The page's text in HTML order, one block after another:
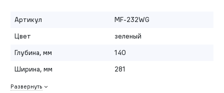
Артикул
MF-232WG
Цвет
зеленый
Глубина, мм
140
Ширина, мм
281
Развернуть